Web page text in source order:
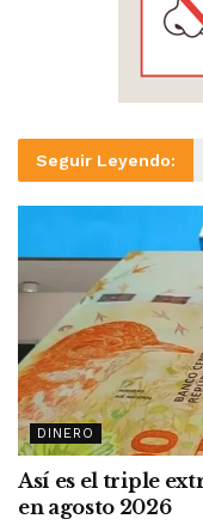
Seguir Leyendo:
DINERO
Así es el triple
en agosto 2026